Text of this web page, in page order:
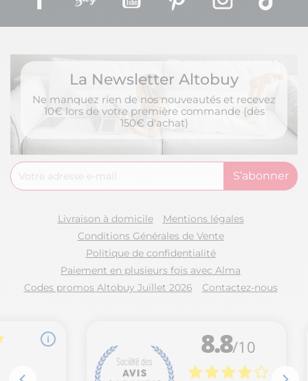
La Newsletter Altobuy
Ne manquez rien de nos nouveautés et recevez
10€ lors de votre première commande (dès
150€ d'achat)
Livraison à domicile
Mentions légales
Conditions Générales de Vente
Politique de confidentialité
Paiement en plusieurs fois avec Alma
Codes promos Altobuy Juillet 2026
Contactez-nous